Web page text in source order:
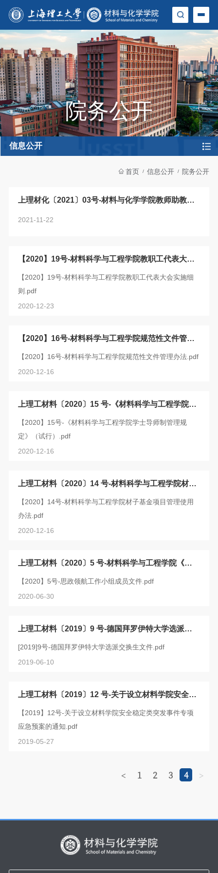
院务公开
信息公开
首页 信息公开 院务公开
上理材化〔2021〕03号-材料与化学学院教师助教助
2021-11-22
【2020】19号-材料科学与工程学院教职工代表大会
实施细则
【2020】19号-材料科学与工程学院教职工代表大会实施细
则.pdf
2020-12-23
【2020】16号-材料科学与工程学院规范性文件管理
办法
【2020】16号-材料科学与工程学院规范性文件管理办法.pdf
2020-12-16
上理工材料〔2020〕15 号-《材料科学与工程学院学
士导师制管理规定》（试行）
【2020】15号-《材料科学与工程学院学士导师制管理规
定》（试行）.pdf
2020-12-16
上理工材料〔2020〕14 号-材料科学与工程学院材子
基金项目管理使用办法
【2020】14号-材料科学与工程学院材子基金项目管理使用
办法.pdf
2020-12-16
上理工材料〔2020〕5 号-材料科学与工程学院《上
海理工大学思政领航计划》工作领导小组
【2020】5号-思政领航工作小组成员文件.pdf
2020-06-30
上理工材料〔2019〕9 号-德国拜罗伊特大学选派交
[2019]9号-德国拜罗伊特大学选派交换生文件.pdf
2019-06-10
上理工材料〔2019〕12 号-关于设立材料学院安全稳
定类突发事件专项应急预案的通知
【2019】12号-关于设立材料学院安全稳定类突发事件专项
应急预案的通知.pdf
2019-05-27
< 1 2 3 4 >